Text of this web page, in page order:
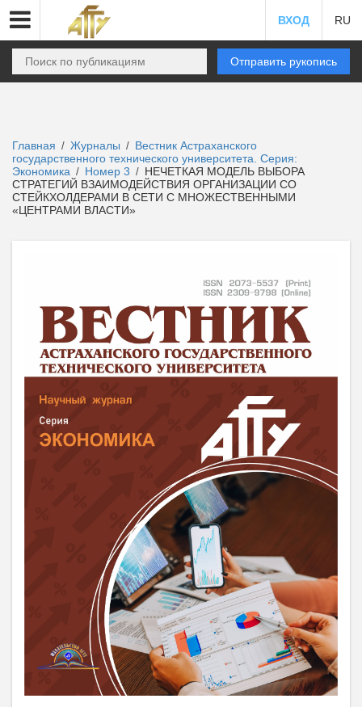
ВХОД RU
Отправить рукопись
Главная / Журналы / Вестник Астраханского
государственного технического университета. Серия:
Экономика / Номер 3 / НЕЧЕТКАЯ МОДЕЛЬ ВЫБОРА
СТРАТЕГИЙ ВЗАИМОДЕЙСТВИЯ ОРГАНИЗАЦИИ СО
СТЕЙКХОЛДЕРАМИ В СЕТИ С МНОЖЕСТВЕННЫМИ
«ЦЕНТРАМИ ВЛАСТИ»